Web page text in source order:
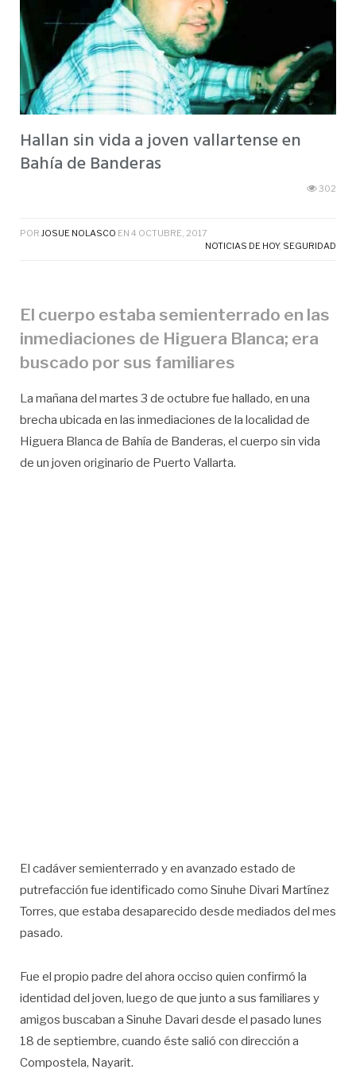
Hallan sin vida a joven vallartense en
Bahía de Banderas
302
POR JOSUE NOLASCO EN 4 OCTUBRE, 2017
NOTICIAS DE HOY, SEGURIDAD
El cuerpo estaba semienterrado en las
inmediaciones de Higuera Blanca; era
buscado por sus familiares
La mañana del martes 3 de octubre fue hallado, en una
brecha ubicada en las inmediaciones de la localidad de
Higuera Blanca de Bahía de Banderas, el cuerpo sin vida
de un joven originario de Puerto Vallarta.
El cadáver semienterrado y en avanzado estado de
putrefacción fue identificado como Sinuhe Divari Martínez
Torres, que estaba desaparecido desde mediados del mes
pasado.
Fue el propio padre del ahora occiso quien confirmó la
identidad del joven, luego de que junto a sus familiares y
amigos buscaban a Sinuhe Davari desde el pasado lunes
18 de septiembre, cuando éste salió con dirección a
Compostela, Nayarit.